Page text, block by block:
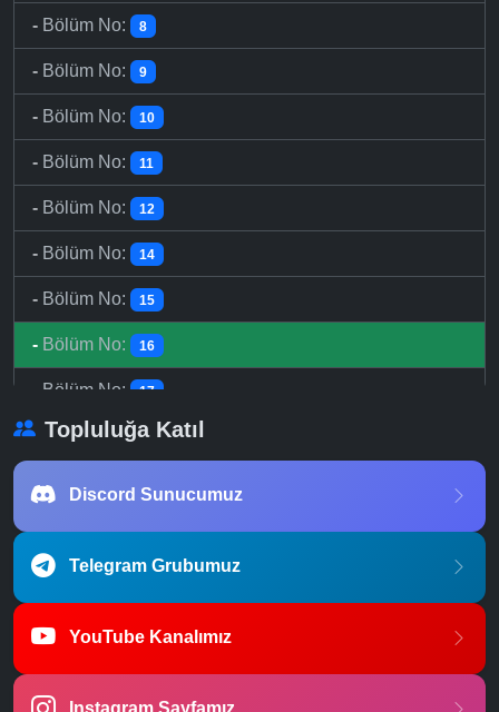
- Bölüm No: 8
- Bölüm No: 9
- Bölüm No: 10
- Bölüm No: 11
- Bölüm No: 12
- Bölüm No: 14
- Bölüm No: 15
- Bölüm No: 16
Bölüm No: 17
- Bölüm No: 18
- Bölüm No:
-Bölüm No: 21
Topluluğa Katıl
Discord Sunucumuz
Telegram Grubumuz
YouTube Kanalımız
Instagram Sayfamız